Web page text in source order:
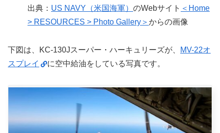
出典： US NAVY（米国海軍） のWebサイト ＜Home
> RESOURCES > Photo Gallery＞ からの画像
下図は、KC-130Jスーパー・ハーキュリーズが、
MV-22オ
スプレイ
に空中給油をしている写真です。